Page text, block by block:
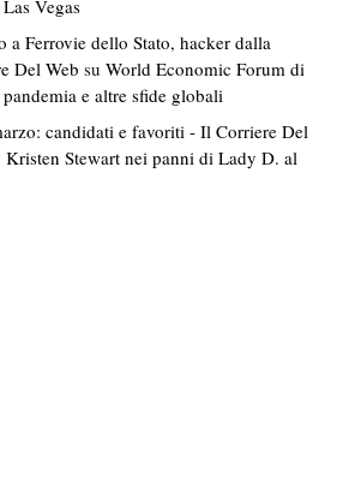
Vegas
a Ferrovie dello Stato, hacker dalla
Del Web su World Economic Forum di
e altre sfide globali
candidati e favoriti - Il Corriere Del
Kristen Stewart nei panni di Lady D. al